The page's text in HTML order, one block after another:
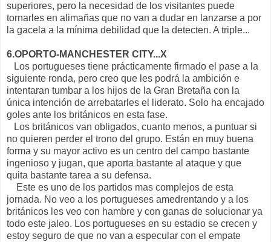
superiores, pero la necesidad de los visitantes puede
tornarles en alimañas que no van a dudar en lanzarse a por
la gacela a la mínima debilidad que la detecten. A triple...
6.OPORTO-MANCHESTER CITY...X
Los portugueses tiene prácticamente firmado el pase a la
siguiente ronda, pero creo que les podrá la ambición e
intentaran tumbar a los hijos de la Gran Bretaña con la
única intención de arrebatarles el liderato. Solo ha encajado
goles ante los británicos en esta fase.
Los británicos van obligados, cuanto menos, a puntuar si
no quieren perder el trono del grupo. Están en muy buena
forma y su mayor activo es un centro del campo bastante
ingenioso y jugan, que aporta bastante al ataque y que
quita bastante tarea a su defensa.
Este es uno de los partidos mas complejos de esta
jornada. No veo a los portugueses amedrentando y a los
británicos les veo con hambre y con ganas de solucionar ya
todo este jaleo. Los portugueses en su estadio se crecen y
estoy seguro de que no van a especular con el empate